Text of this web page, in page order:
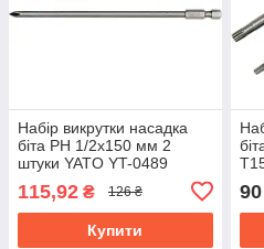
Набір викрутки насадка
біта PH 1/2х150 мм 2
штуки YATO YT-0489
115,92 ₴ 126 ₴
Купити
90